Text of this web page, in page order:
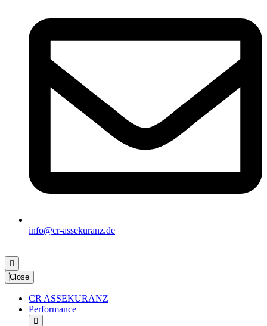
info@cr-assekuranz.de
Close
CR ASSEKURANZ
Performance